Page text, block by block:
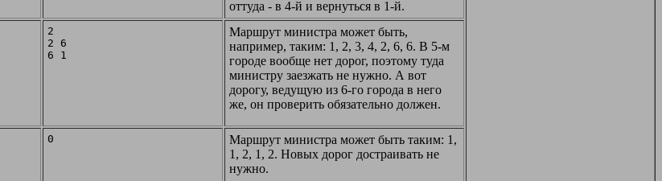
оттуда - в 4-й и вернуться в 1-й.
2
2 6
Маршрут министра может быть,
например, таким: 1, 2, 3, 4, 2, 6, 6. В 5-м
городе вообще нет дорог, поэтому туда
министру заезжать не нужно. А вот
дорогу, ведущую из 6-го города в него
же, он проверить обязательно должен.
0
Маршрут министра может быть таким: 1,
1, 2, 1, 2. Новых дорог достраивать не
нужно.